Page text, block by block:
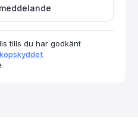
tills du har godkänt